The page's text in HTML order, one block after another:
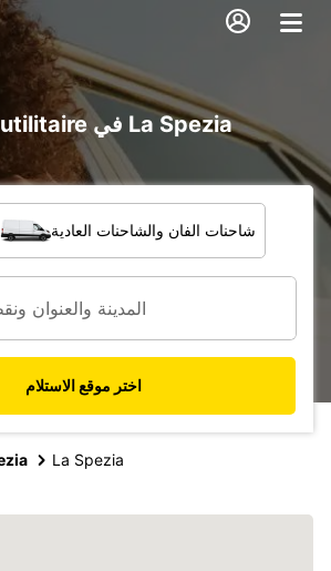
تأجير voiture و utilitaire في La Spezia
شاحنات الفان والشاحنات العادية
اختر موقع الاستلام
La Spezia